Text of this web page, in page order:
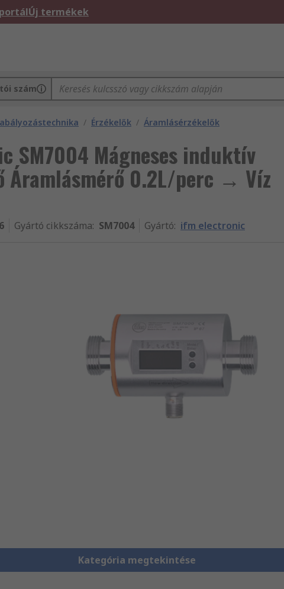
Új termékek
szám
/ Érzékelők / Áramlásérzékelők
SM7004 Mágneses induktív
Áramlásmérő 0.2L/perc → Víz
Gyártó cikkszáma: SM7004 Gyártó: ifm electronic
Kategória megtekintése